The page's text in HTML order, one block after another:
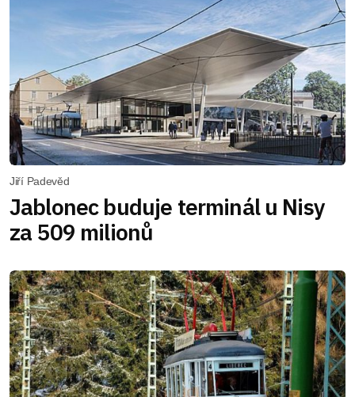
Jiří Padevěd
Jablonec buduje terminál u Nisy
za 509 milionů